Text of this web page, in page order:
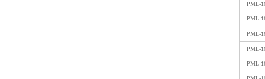
PML-
PML-
PML-
PML-
PML-